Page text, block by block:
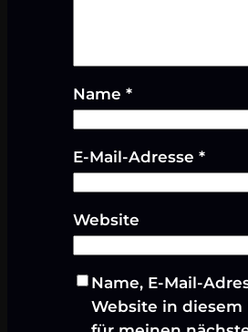
Name *
E-Mail-Adresse *
Website
Name, E-Mail-
Website in diesem